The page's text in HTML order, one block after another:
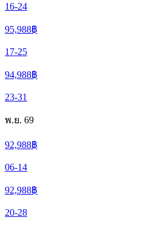
16-24
95,988฿
17-25
94,988฿
23-31
พ.ย. 69
92,988฿
06-14
92,988฿
20-28